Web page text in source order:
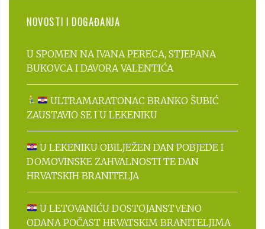
NOVOSTI I DOGAĐANJA
U SPOMEN NA IVANA PERECA, STJEPANA
BUKOVCA I DAVORA VALENTIĆA
ULTRAMARATONAC BRANKO ŠUBIĆ
ZAUSTAVIO SE I U LEKENIKU
U LEKENIKU OBILJEŽEN DAN POBJEDE I
DOMOVINSKE ZAHVALNOSTI TE DAN
HRVATSKIH BRANITELJA
U LETOVANIĆU DOSTOJANSTVENO
ODANA POČAST HRVATSKIM BRANITELJIMA